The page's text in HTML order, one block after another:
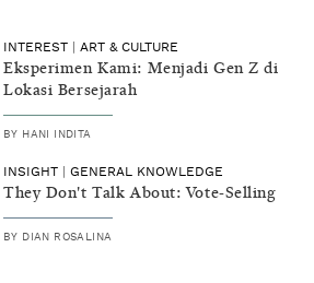
INTEREST ART & CULTURE
Eksperimen Kami: Menjadi Gen Z di
Lokasi Bersejarah
BY HANI INDITA
INSIGHT GENERAL KNOWLEDGE
They Don't Talk About: Vote-Selling
BY DIAN ROSALINA